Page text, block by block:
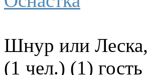
Шнур или
(1 чел.) (1) гость